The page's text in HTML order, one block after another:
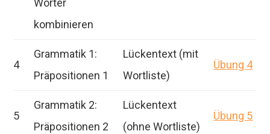
Wörter
kombinieren
4
Grammatik 1:
Präpositionen 1
Lückentext (mit
Wortliste)
Übung 4
5
Grammatik 2:
Präpositionen 2
Lückentext
(ohne Wortliste)
Übung 5